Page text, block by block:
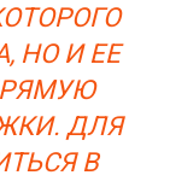
НО И ЕЕ
ДЛЯ
В